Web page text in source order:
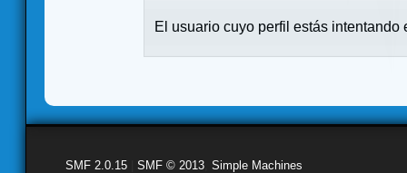
El usuario cuyo perfil estás intentando
SMF 2.0.15 SMF © 2013 Simple Machines